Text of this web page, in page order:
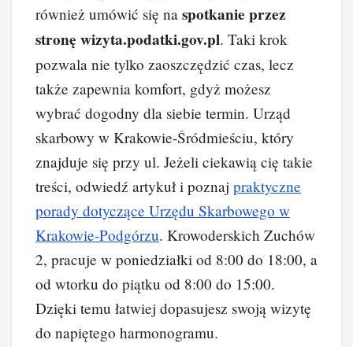
również umówić się na spotkanie przez
stronę wizyta.podatki.gov.pl. Taki krok
pozwala nie tylko zaoszczędzić czas, lecz
także zapewnia komfort, gdyż możesz
wybrać dogodny dla siebie termin. Urząd
skarbowy w Krakowie-Śródmieściu, który
znajduje się przy ul. Jeżeli ciekawią cię takie
treści, odwiedź artykuł i poznaj praktyczne
porady dotyczące Urzędu Skarbowego w
Krakowie-Podgórzu. Krowoderskich Zuchów
2, pracuje w poniedziałki od 8:00 do 18:00, a
od wtorku do piątku od 8:00 do 15:00.
Dzięki temu łatwiej dopasujesz swoją wizytę
do napiętego harmonogramu.